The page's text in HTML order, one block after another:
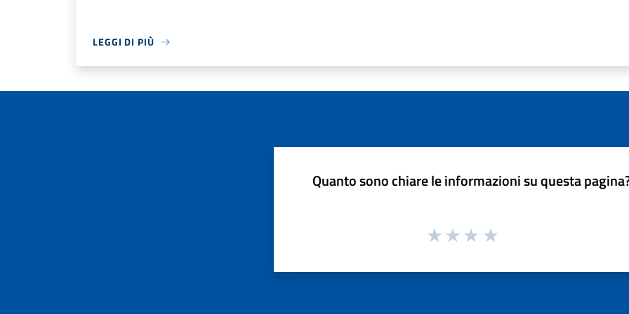
LEGGI DI PIÙ
Quanto sono chiare le informazioni su questa